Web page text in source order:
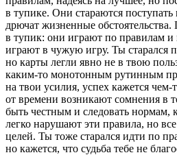
в тупике. Они стараются
дрючат жизненные
в тупик: они играют по правилам
играют в чужую игру. Ты старался
но карты легли явно не в твою
каким-то монотонным рутинным
на твои усилия, успех кажется
от времени возникают сомнения в
быть честным и следовать нормам,
легко нарушают эти правила, но
целей. Ты тоже старался идти по
но кажется, что судьба тебе не